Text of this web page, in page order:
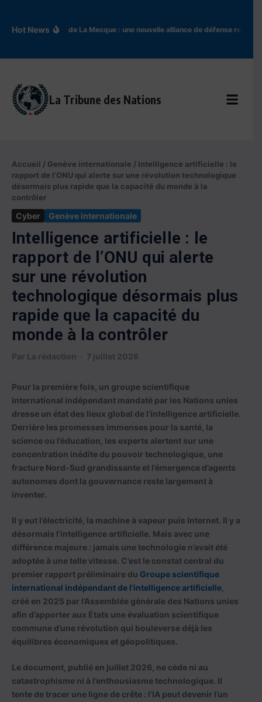
Hot NewsAccord de La Mecque : une nouvelle alliance de défense
La Tribune des Nations
Accueil / Genève internationale / Intelligence artificielle : le
rapport de l’ONU qui alerte sur une révolution technologique
désormais plus rapide que la capacité du monde à la
contrôler
Cyber Genève internationale
Intelligence artificielle : le
rapport de l’ONU qui alerte
sur une révolution
technologique désormais plus
rapide que la capacité du
monde à la contrôler
Par La rédaction 7 juillet 2026
Pour la première fois, un groupe scientifique
international indépendant mandaté par les Nations unies
dresse un état des lieux global de l’intelligence artificielle.
Derrière les promesses immenses pour la santé, la
science ou l’éducation, les experts alertent sur une
concentration inédite du pouvoir technologique, une
fracture Nord-Sud grandissante et l’émergence d’agents
autonomes dont la gouvernance reste largement à
inventer.
Il y eut l’électricité, la machine à vapeur puis Internet. Il y a
désormais l’intelligence artificielle. Mais avec une
différence majeure : jamais une technologie n’avait été
adoptée à une telle vitesse. C’est le constat central du
premier rapport préliminaire du Groupe scientifique
international indépendant de l’intelligence artificielle
créé en 2025 par l’Assemblée générale des Nations unies
afin d’apporter aux États une évaluation scientifique
commune d’une révolution qui bouleverse déjà les
équilibres économiques et géopolitiques.
Le document, publié en juillet 2026, ne cède ni au
catastrophisme ni à l’enthousiasme technologique. Il
tente de tracer une ligne de crête : l’IA peut devenir l’un